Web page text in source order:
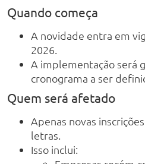
Quando começa
A novidade entra em
2026.
A implementação será
cronograma a ser
Quem será afetado
Apenas novas
letras.
Isso inclui: